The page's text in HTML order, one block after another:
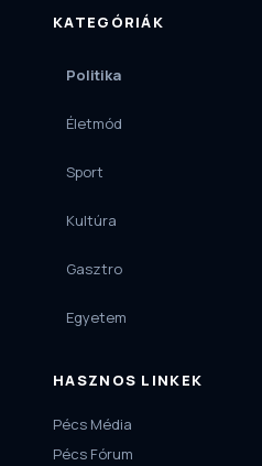
KATEGÓRIÁK
Politika
Életmód
Sport
Kultúra
Gasztro
Egyetem
HASZNOS LINKEK
Pécs Média
Pécs Fórum